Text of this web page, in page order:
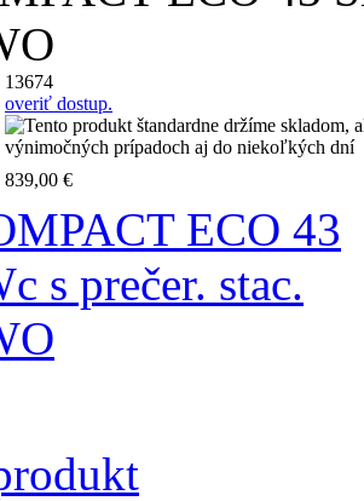
13674
overiť dostup.
839,00 €